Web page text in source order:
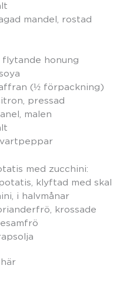
mandel, rostad
flytande honung
(½ förpackning)
pressad
malen
med zucchini:
klyftad med skal
i halvmånar
krossade